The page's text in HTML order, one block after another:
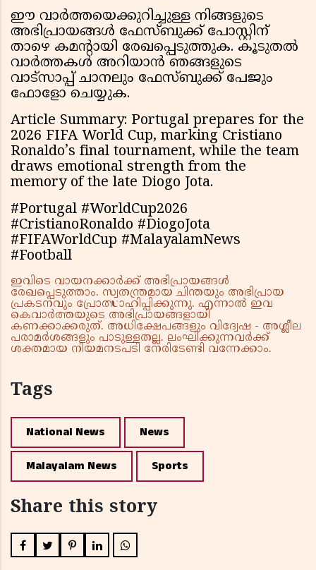
ഈ വാർത്തയെക്കുറിച്ചുള്ള നിങ്ങളുടെ
അഭിപ്രായങ്ങൾ ഫേസ്ബുക്ക് പോസ്റ്റിന്
താഴെ കമൻ്റായി രേഖപ്പെടുത്തുക. കൂടുതൽ
വാർത്തകൾ അറിയാൻ ഞങ്ങളുടെ
വാട്സാപ്പ് ചാനലും ഫേസ്ബുക്ക് പേജും
ഫോളോ ചെയ്യുക.
Article Summary: Portugal prepares for the
2026 FIFA World Cup, marking Cristiano
Ronaldo’s final tournament, while the team
draws emotional strength from the
memory of the late Diogo Jota.
#Portugal #WorldCup2026
#CristianoRonaldo #DiogoJota
#FIFAWorldCup #MalayalamNews
#Football
ഇവിടെ വായനക്കാർക്ക് അഭിപ്രായങ്ങൾ
രേഖപ്പെടുത്താം. സ്വതന്ത്രമായ ചിന്തയും അഭിപ്രായ
പ്രകടനവും പ്രോത്സാഹിപ്പിക്കുന്നു. എന്നാൽ ഇവ
കെവാർത്തയുടെ അഭിപ്രായങ്ങളായി
കണക്കാക്കരുത്. അധിക്ഷേപങ്ങളും വിദ്വേഷ - അശ്ലീല
പരാമർശങ്ങളും പാടുള്ളതല്ല. ലംഘിക്കുന്നവർക്ക്
ശക്തമായ നിയമനടപടി നേരിടേണ്ടി വന്നേക്കാം.
Tags
National News News
Malayalam News Sports
Share this story